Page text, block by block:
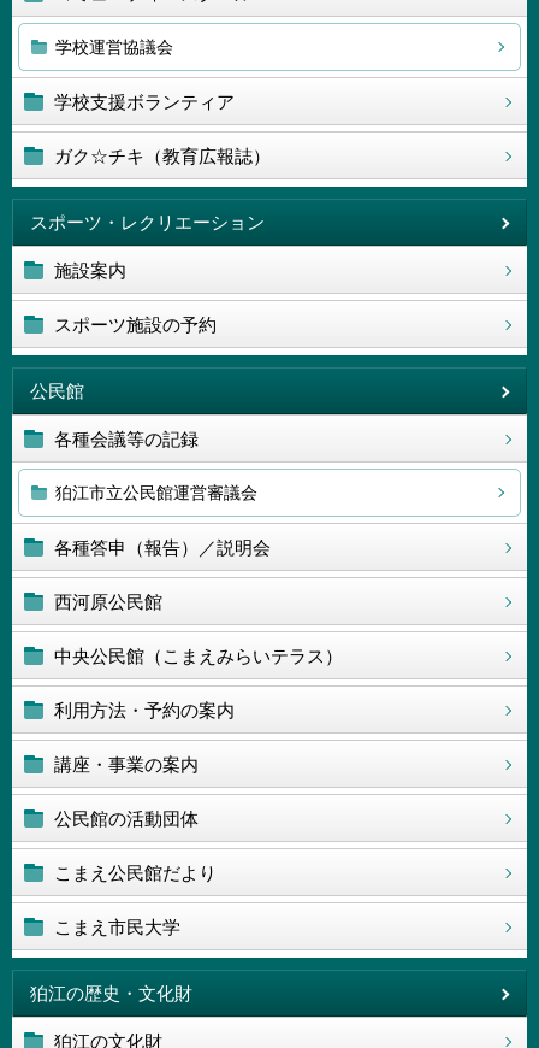
学校運営協議会
学校支援ボランティア
ガク☆チキ（教育広報誌）
スポーツ・レクリエーション
施設案内
スポーツ施設の予約
公民館
各種会議等の記録
狛江市立公民館運営審議会
各種答申（報告）／説明会
西河原公民館
中央公民館（こまえみらいテラス）
利用方法・予約の案内
講座・事業の案内
公民館の活動団体
こまえ公民館だより
こまえ市民大学
狛江の歴史・文化財
狛江の文化財